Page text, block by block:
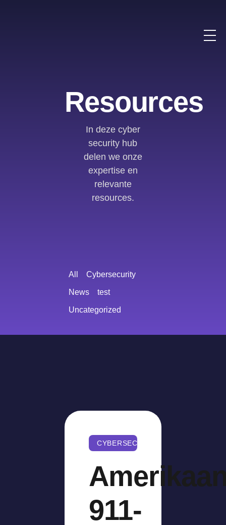
Resources
In deze cyber
security hub
delen we onze
expertise en
relevante
resources.
Cybersecurity
News test
Uncategorized
All
CYBERSECURITY
911-